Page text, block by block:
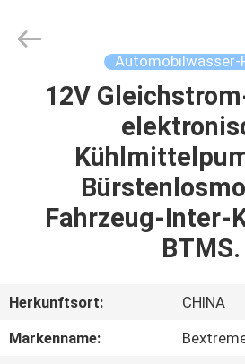
STARTSEITE
PRODUKTE
VIDEOS
UNS
Motor
Technology
Automobilwasser-
12V
Fahrzeug-Inter-
BTMS.
Herkunftsort:
CHINA
Markenname: